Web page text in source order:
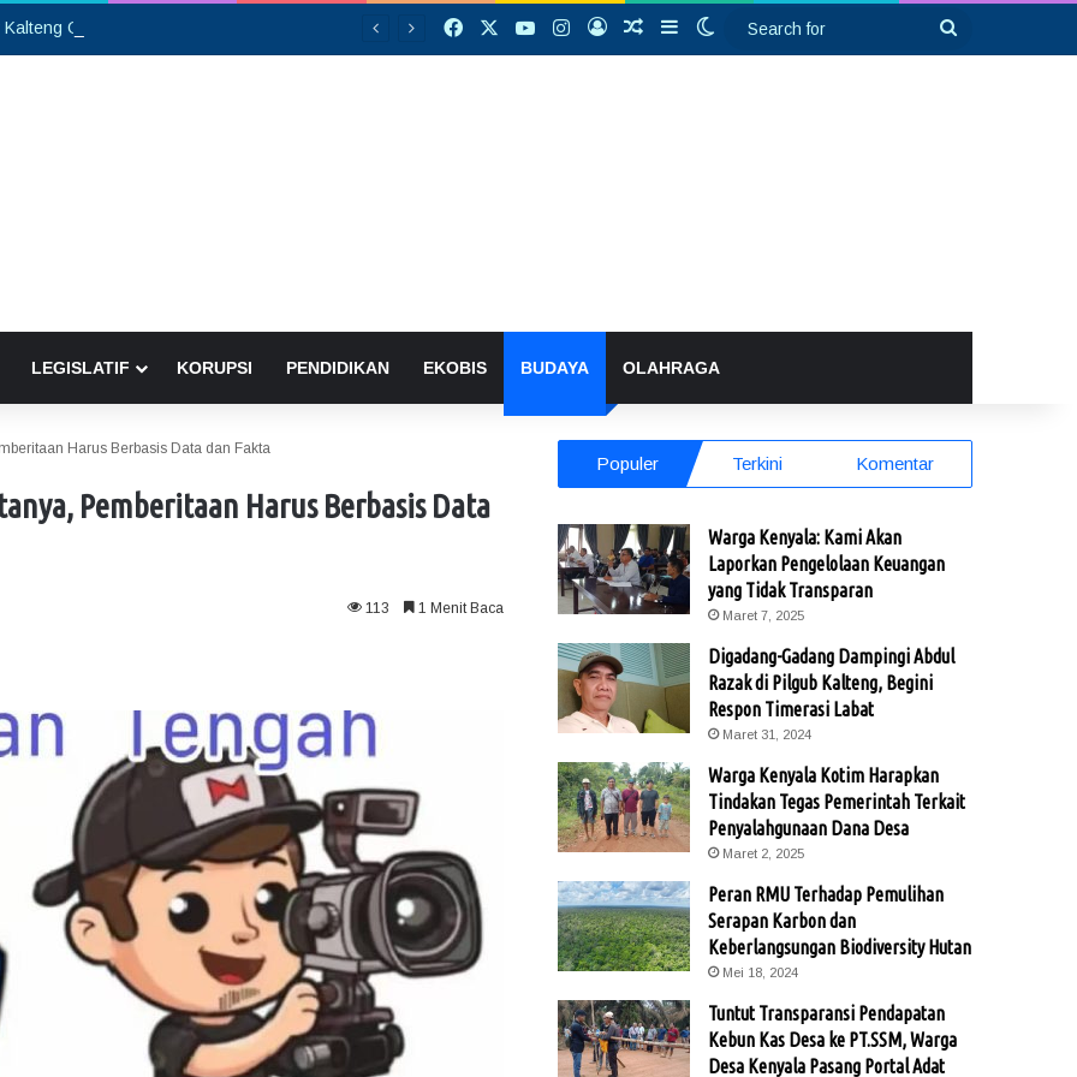
Facebook YouTubeInstagram
Log InRandom Article
SidebarSwitch skin
LEGISLATIF KORUPSI PENDIDIKAN EKOBIS BUDAYA OLAHRAGA
Harus Berbasis Data dan Fakta
Pemberitaan Harus Berbasis Data
113 1 Menit Baca
Populer Terkini Komentar
Warga Kenyala: Kami Akan
Laporkan Pengelolaan Keuangan
yang Tidak Transparan
Maret 7, 2025
Digadang-Gadang Dampingi Abdul
Razak di Pilgub Kalteng, Begini
Respon Timerasi Labat
Maret 31, 2024
Warga Kenyala Kotim Harapkan
Tindakan Tegas Pemerintah Terkait
Penyalahgunaan Dana Desa
Maret 2, 2025
Peran RMU Terhadap Pemulihan
Serapan Karbon dan
Keberlangsungan Biodiversity Hutan
Mei 18, 2024
Tuntut Transparansi Pendapatan
Kebun Kas Desa ke PT.SSM, Warga
Desa Kenyala Pasang Portal Adat